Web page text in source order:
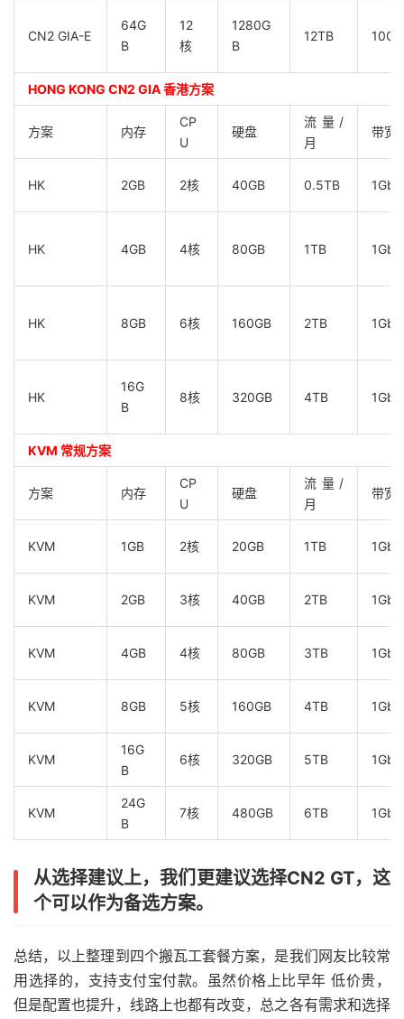
CN2 GIA-E
64G
B
12
核
1280G
B
12TB
HONG KONG CN2 GIA 香港方案
方案 内存
CP
U
硬盘
流量/
月
带宽
HK 2GB 2核 40GB 0.5TB
HK 4GB 4核 80GB 1TB
HK 8GB 6核 160GB 2TB
HK
16G
B
8核 320GB 4TB
KVM 常规方案
方案 内存
CP
U
硬盘
流量/
月
带宽
KVM 1GB 2核 20GB 1TB
KVM 2GB 3核 40GB 2TB
KVM 4GB 4核 80GB 3TB
KVM 8GB 5核 160GB 4TB
KVM
16G
B
6核 320GB 5TB
KVM
24G
B
7核 480GB 6TB
从选择建议上，我们更建议选择CN2 GT，这
个可以作为备选方案。
总结，以上整理到四个搬瓦工套餐方案，是我们网友比较常
用选择的，支持支付宝付款。虽然价格上比早年 低价贵，
但是配置也提升，线路上也都有改变，总之各有需求和选择